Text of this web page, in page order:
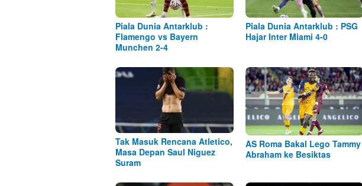
Piala Dunia Antarklub :
Flamengo vs Bayern
Munchen 2-4
Piala Dunia Antarklub : PSG
Hajar Inter Miami 4-0
Tak Masuk Rencana Atletico,
Masa Depan Saul Niguez
Suram
AS Roma Bakal Lego Tammy
Abraham ke Besiktas